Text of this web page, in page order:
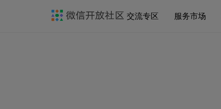
交流专区 服务市场